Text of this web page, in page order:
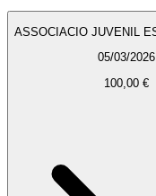
ASSOCIACIO JUVENIL
05/03/2026
100,00 €